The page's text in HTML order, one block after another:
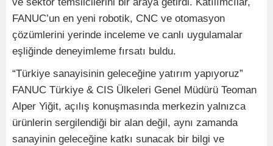
FANUC’un en yeni robotik, CNC ve otomasyon
çözümlerini yerinde inceleme ve canlı uygulamalar
eşliğinde deneyimleme fırsatı buldu.
“Türkiye sanayisinin geleceğine yatırım yapıyoruz”
FANUC Türkiye & CIS Ülkeleri Genel Müdürü Teoman
Alper Yiğit, açılış konuşmasında merkezin yalnızca
ürünlerin sergilendiği bir alan değil, aynı zamanda
sanayinin geleceğine katkı sunacak bir bilgi ve